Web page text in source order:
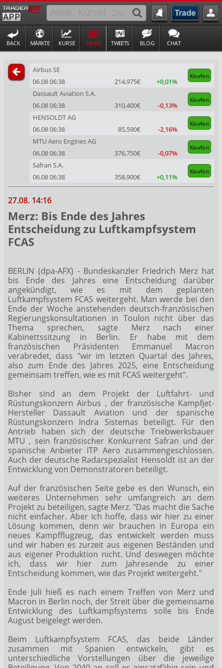
BACK MÄRKTE KURSE NEWS TWEETS BLOG CHAT
Airbus SE
Kaufen
06.08 06:38 214,975€
+0,01%
Dassault Aviation S.A.
Kaufen
06.08 06:38 310,400€
-0,13%
HENSOLDT AG
Kaufen
06.08 06:38 85,590€
-2,16%
MTU Aero Engines AG
Kaufen
06.08 06:38 376,750€
-0,07%
Safran S.A.
Kaufen
06.08 06:38 358,900€ +0,11%
27.08. 14:16
Merz: Bis Ende des Jahres
Entscheidung zu Luftkampfsystem
FCAS
BERLIN (dpa-AFX) - Bundeskanzler Friedrich Merz hat
bis Ende des Jahres eine Entscheidung darüber
angekündigt, wie es mit dem geplanten
Luftkampfsystem FCAS weitergeht. Man werde bei den
Ende der Woche anstehenden deutsch-französischen
Regierungskonsultationen in Toulon nicht über das
Thema sprechen, sagte Merz nach einer
Kabinettssitzung in Berlin. Er habe mit dem
französischen Präsidenten Emmanuel Macron
verabredet, dass "wir im letzten Quartal des Jahres,
also zum Ende des Jahres 2025, eine Entscheidung
gemeinsam treffen, wie es mit FCAS weitergeht".
Bisher sind an dem Projekt der Luftfahrt- und
Rüstungskonzern Airbus , der französische Kampfjet-
Hersteller Dassault Aviation und der spanische
Rüstungskonzern Indra Sistemas beteiligt. Für den
Antrieb haben sich der deutsche Triebwerksbauer
MTU , sein französischer Konkurrent Safran und der
spanische Anbieter ITP Aero zusammengeschlossen.
Auch der deutsche Radarspezialist Hensoldt ist an der
Entwicklung von Demonstratoren beteiligt.
Auf der französischen Seite gebe es den Wunsch, ein
weiteres Unternehmen sehr umfangreich an dem
Projekt zu beteiligen, sagte Merz. "Das macht die Sache
nicht einfacher. Aber ich hoffe, dass wir hier zu einer
Lösung kommen, denn wir brauchen in Europa ein
neues Kampfflugzeug, das entwickelt werden muss
und wir haben es zurzeit aus eigenen Beständen und
aus eigener Produktion nicht. Und deswegen möchte
ich, dass wir hier zum Jahresende zu einer
Entscheidung kommen, wie das Projekt weitergeht."
Ende Juli hieß es nach einem Treffen von Merz und
Macron in Berlin noch, der Streit über die gemeinsame
Entwicklung des Luftkampfsystems solle bis Ende
August beigelegt werden.
Beim Luftkampfsystem FCAS, das beide Länder
zusammen mit Spanien entwickeln, gibt es
unterschiedliche Vorstellungen über die jeweilige